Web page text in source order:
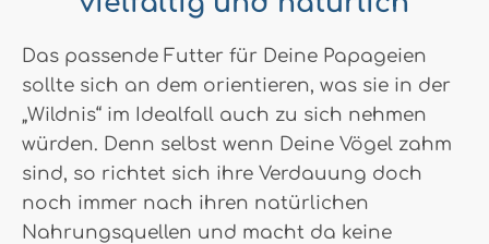
Das passende Futter für Deine Papageien
sollte sich an dem orientieren, was sie in der
„Wildnis“ im Idealfall auch zu sich nehmen
würden. Denn selbst wenn Deine Vögel zahm
sind, so richtet sich ihre Verdauung doch
noch immer nach ihren natürlichen
Nahrungsquellen und macht da keine